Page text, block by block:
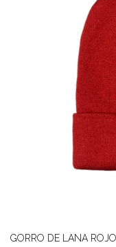
GORRO DE LANA ROJO